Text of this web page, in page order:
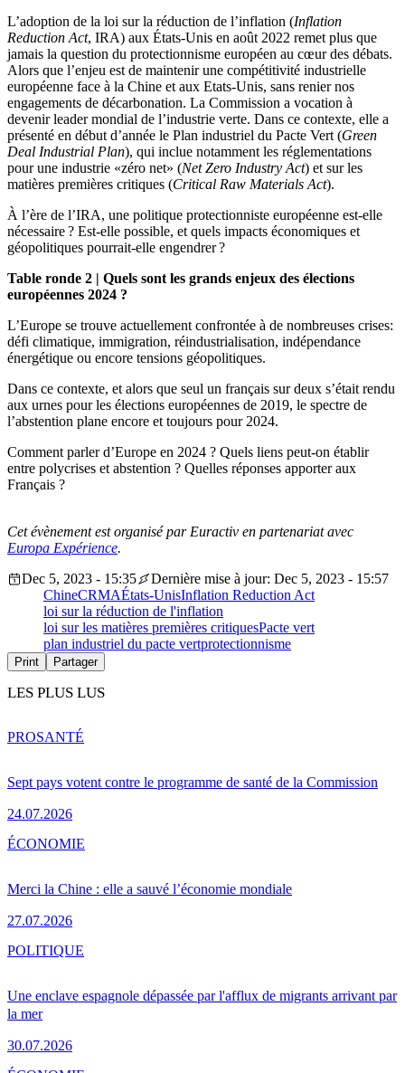
L’adoption de la loi sur la réduction de l’inflation (Inflation
Reduction Act, IRA) aux États-Unis en août 2022 remet plus que
jamais la question du protectionnisme européen au cœur des débats.
Alors que l’enjeu est de maintenir une compétitivité industrielle
européenne face à la Chine et aux Etats-Unis, sans renier nos
engagements de décarbonation. La Commission a vocation à
devenir leader mondial de l’industrie verte. Dans ce contexte, elle a
présenté en début d’année le Plan industriel du Pacte Vert (Green
Deal Industrial Plan), qui inclue notamment les réglementations
pour une industrie «zéro net» (Net Zero Industry Act) et sur les
matières premières critiques (Critical Raw Materials Act).
À l’ère de l’IRA, une politique protectionniste européenne est-elle
nécessaire ? Est-elle possible, et quels impacts économiques et
géopolitiques pourrait-elle engendrer ?
Table ronde 2 | Quels sont les grands enjeux des élections
européennes 2024 ?
L’Europe se trouve actuellement confrontée à de nombreuses crises:
défi climatique, immigration, réindustrialisation, indépendance
énergétique ou encore tensions géopolitiques.
Dans ce contexte, et alors que seul un français sur deux s’était rendu
aux urnes pour les élections européennes de 2019, le spectre de
l’abstention plane encore et toujours pour 2024.
Comment parler d’Europe en 2024 ? Quels liens peut-on établir
entre polycrises et abstention ? Quelles réponses apporter aux
Français ?
Cet évènement est organisé par Euractiv en partenariat avec
Europa Expérience.
Dec 5, 2023 - 15:35
Dernière mise à jour: Dec 5, 2023 - 15:57
ChineCRMAÉtats-UnisInflation Reduction Act
loi sur la réduction de l'inflation
loi sur les matières premières critiquesPacte vert
plan industriel du pacte vertprotectionnisme
Print Partager
LES PLUS LUS
Sept pays votent contre le programme de santé de la Commission
24.07.2026
PROSANTÉ
Merci la Chine : elle a sauvé l’économie mondiale
27.07.2026
ÉCONOMIE
Une enclave espagnole dépassée par l'afflux de migrants arrivant par
la mer
30.07.2026
POLITIQUE